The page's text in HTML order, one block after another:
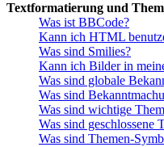
Textformatierung und
Was ist BBCode?
Kann ich HTML
Was sind Smilies?
Kann ich Bilder in
Was sind globale
Was sind
Was sind wichtige
Was sind geschlossene
Was sind Themen-